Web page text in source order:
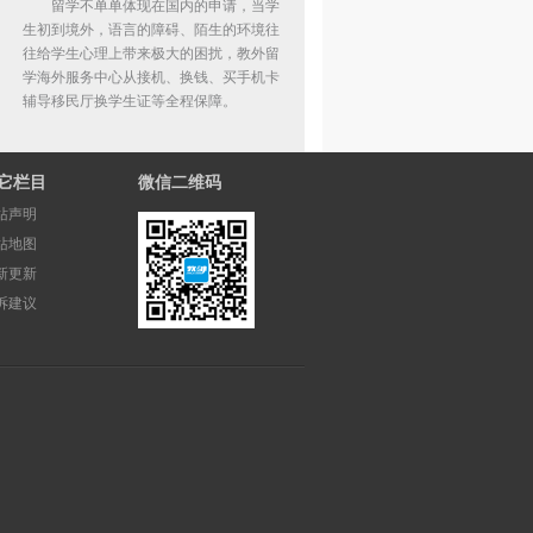
留学不单单体现在国内的申请，当学
生初到境外，语言的障碍、陌生的环境往
往给学生心理上带来极大的困扰，教外留
学海外服务中心从接机、换钱、买手机卡
辅导移民厅换学生证等全程保障。
栏目
声明
地图
更新
建议
微信二维码